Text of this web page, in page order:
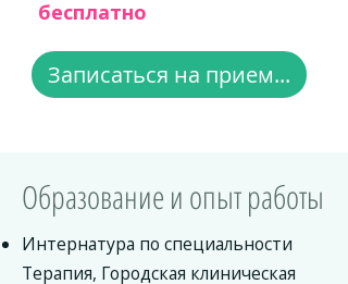
бесплатно
Записаться на прием...
Образование и опыт работы
Интернатура по специальности
Терапия, Городская клиническая